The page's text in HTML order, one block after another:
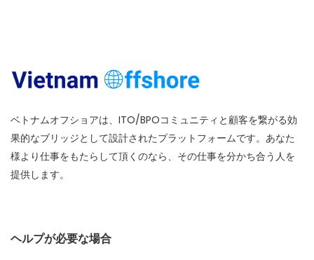
ベトナムオフショアは、ITO/BPOコミュニティと顧客を繋がる効
果的なブリッジとして設計されたプラットフォームです。あなた
様より仕事をもたらして頂くのなら、その仕事を分かち合う人を
提供します。
ヘルプが必要な場合